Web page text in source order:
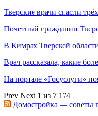
Тверские врачи спасли
Почетный гражданин
В Кимрах Тверской
Врач рассказала, какие
На портале «Госуслуги»
Prev Next 1 из 7 174
Домостройка — советы